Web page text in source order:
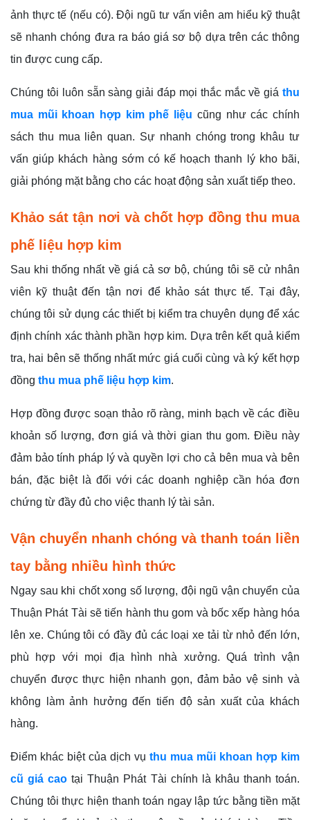
ảnh thực tế (nếu có). Đội ngũ tư vấn viên am hiểu kỹ thuật
sẽ nhanh chóng đưa ra báo giá sơ bộ dựa trên các thông
tin được cung cấp.
Chúng tôi luôn sẵn sàng giải đáp mọi thắc mắc về giá thu
mua mũi khoan hợp kim phế liệu cũng như các chính
sách thu mua liên quan. Sự nhanh chóng trong khâu tư
vấn giúp khách hàng sớm có kế hoạch thanh lý kho bãi,
giải phóng mặt bằng cho các hoạt động sản xuất tiếp theo.
Khảo sát tận nơi và chốt hợp đồng thu mua
phế liệu hợp kim
Sau khi thống nhất về giá cả sơ bộ, chúng tôi sẽ cử nhân
viên kỹ thuật đến tận nơi để khảo sát thực tế. Tại đây,
chúng tôi sử dụng các thiết bị kiểm tra chuyên dụng để xác
định chính xác thành phần hợp kim. Dựa trên kết quả kiểm
tra, hai bên sẽ thống nhất mức giá cuối cùng và ký kết hợp
đồng thu mua phế liệu hợp kim.
Hợp đồng được soạn thảo rõ ràng, minh bạch về các điều
khoản số lượng, đơn giá và thời gian thu gom. Điều này
đảm bảo tính pháp lý và quyền lợi cho cả bên mua và bên
bán, đặc biệt là đối với các doanh nghiệp cần hóa đơn
chứng từ đầy đủ cho việc thanh lý tài sản.
Vận chuyển nhanh chóng và thanh toán liền
tay bằng nhiều hình thức
Ngay sau khi chốt xong số lượng, đội ngũ vận chuyển của
Thuận Phát Tài sẽ tiến hành thu gom và bốc xếp hàng hóa
lên xe. Chúng tôi có đầy đủ các loại xe tải từ nhỏ đến lớn,
phù hợp với mọi địa hình nhà xưởng. Quá trình vận
chuyển được thực hiện nhanh gọn, đảm bảo vệ sinh và
không làm ảnh hưởng đến tiến độ sản xuất của khách
hàng.
Điểm khác biệt của dịch vụ thu mua mũi khoan hợp kim
cũ giá cao tại Thuận Phát Tài chính là khâu thanh toán.
Chúng tôi thực hiện thanh toán ngay lập tức bằng tiền mặt